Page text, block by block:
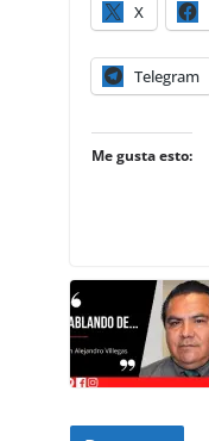
X
Telegram
Me gusta esto: